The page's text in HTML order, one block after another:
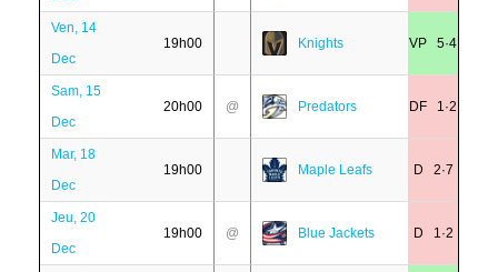
Ven, 14
Dec
19h00 Knights VP 5·4
Sam, 15
Dec
20h00 @ Predators DF 1·2
Mar, 18
Dec
19h00 Maple Leafs D 2·7
Jeu, 20
Dec
19h00 @ Blue Jackets D 1·2